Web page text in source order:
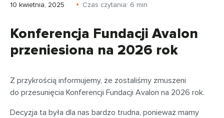
10 kwietnia, 2025 Czas czytania: 6 min
Konferencja Fundacji Avalon
przeniesiona na 2026 rok
Z przykrością informujemy, że zostaliśmy zmuszeni
do przesunięcia Konferencji Fundacji Avalon na 2026 rok.
Decyzja ta była dla nas bardzo trudna, ponieważ mamy